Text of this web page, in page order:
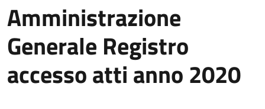
Amministrazione
Generale Registro
accesso atti anno 2020